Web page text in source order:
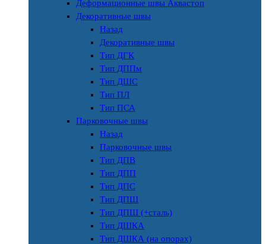
Деформационные швы Аквастоп
Декоративные швы
Назад
Декоративные швы
Тип ДГК
Тип ДППм
Тип ДШС
Тип ПЛ
Тип ПСА
Парковочные швы
Назад
Парковочные швы
Тип ДПВ
Тип ДПП
Тип ДПС
Тип ДПШ
Тип ДПШ (+сталь)
Тип ДШКА
Тип ДШКА (на опорах)